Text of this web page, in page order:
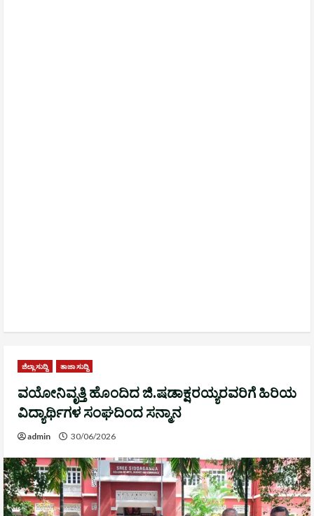
ಜಿಲ್ಲಾ ಸುದ್ದಿ ತಾಜಾ ಸುದ್ದಿ
ವಯೋನಿವೃತ್ತಿ ಹೊಂದಿದ ಜಿ.ಷಡಾಕ್ಷರಯ್ಯರವರಿಗೆ ಹಿರಿಯ
ವಿದ್ಯಾರ್ಥಿಗಳ ಸಂಘದಿಂದ ಸನ್ಮಾನ
admin 30/06/2026